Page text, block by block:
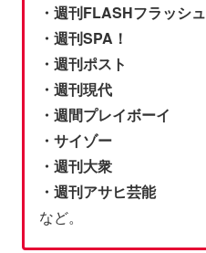
・週刊FLASHフラッシュ
・週刊SPA！
・週刊ポスト
・週刊現代
・週間プレイボーイ
・サイゾー
・週刊大衆
・週刊アサヒ芸能
など。